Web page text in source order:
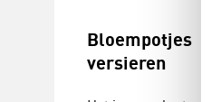
Bloempotjes
versieren